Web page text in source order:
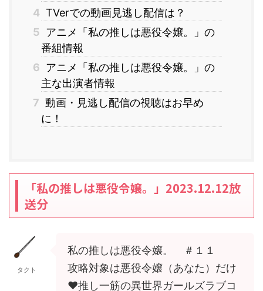
4 TVerでの動画見逃し配信は？
5 アニメ「私の推しは悪役令嬢。」の
番組情報
6 アニメ「私の推しは悪役令嬢。」の
主な出演者情報
7 動画・見逃し配信の視聴はお早め
に！
「私の推しは悪役令嬢。」2023.12.12放
送分
タクト
私の推しは悪役令嬢。 ＃１１
攻略対象は悪役令嬢（あなた）だけ
♥推し一筋の異世界ガールズラブコ